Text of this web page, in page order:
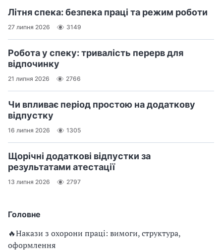
Головне
🔥Накази з охорони праці: вимоги, структура,
оформлення
Літня спека: безпека праці та режим роботи
27 липня 2026 3149
Робота у спеку: тривалість перерв для
відпочинку
21 липня 2026 2766
Чи впливає період простою на додаткову
відпустку
16 липня 2026 1305
Щорічні додаткові відпустки за
результатами атестації
13 липня 2026 2797